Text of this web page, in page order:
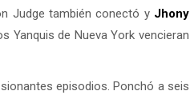
Judge también conectó y Jhony
Yanquis de Nueva York vencieran
episodios. Ponchó a seis